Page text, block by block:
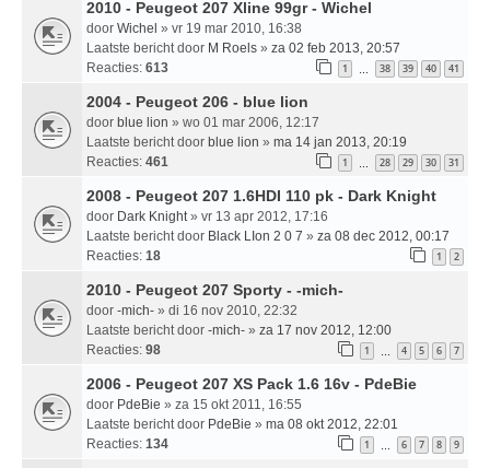
2010 - Peugeot 207 Xline 99gr - Wichel
door Wichel » vr 19 mar 2010, 16:38
Laatste bericht door M Roels » za 02 feb 2013, 20:57
Reacties: 613 1 … 38 39 40 41
2004 - Peugeot 206 - blue lion
door blue lion » wo 01 mar 2006, 12:17
Laatste bericht door blue lion » ma 14 jan 2013, 20:19
Reacties: 461 1 … 28 29 30 31
2008 - Peugeot 207 1.6HDI 110 pk - Dark Knight
door Dark Knight» vr 13 apr 2012, 17:16
Laatste bericht door Black LIon 2 0 7 » za 08 dec 2012, 00:17
Reacties: 18 1 2
2010 - Peugeot 207 Sporty - -mich-
door -mich- » di 16 nov 2010, 22:32
Laatste bericht door -mich- » za 17 nov 2012, 12:00
Reacties: 98 1 … 4 5 6 7
2006 - Peugeot 207 XS Pack 1.6 16v - PdeBie
door PdeBie » za 15 okt 2011, 16:55
Laatste bericht door PdeBie » ma 08 okt 2012, 22:01
Reacties: 134 1 … 6 7 8 9